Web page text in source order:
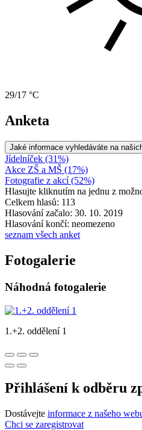
29/17 °C
Anketa
Jaké informace vyhledáváte na
Jídelníček (31%)
Akce ZŠ a MŠ (17%)
Fotografie z akcí (52%)
Hlasujte kliknutím na jednu z
Celkem hlasů: 113
Hlasování začalo: 30. 10. 2019
Hlasování končí: neomezeno
seznam všech anket
Fotogalerie
Náhodná fotogalerie
1.+2. oddělení 1
Přihlášení k odběru
Dostávejte informace z našeho
Chci se zaregistrovat